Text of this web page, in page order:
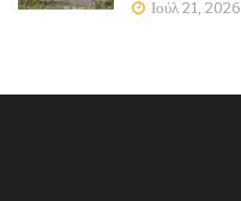
Ιούλ 21, 2026